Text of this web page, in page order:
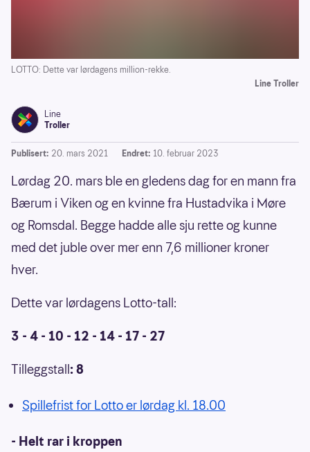
LOTTO: Dette var lørdagens million-rekke.
Line Troller
Line
Troller
Publisert: 20. mars 2021 Endret: 10. februar 2023
Lørdag 20. mars ble en gledens dag for en mann fra
Bærum i Viken og en kvinne fra Hustadvika i Møre
og Romsdal. Begge hadde alle sju rette og kunne
med det juble over mer enn 7,6 millioner kroner
hver.
Dette var lørdagens Lotto-tall:
3 - 4 - 10 - 12 - 14 - 17 - 27
Tilleggstall: 8
Spillefrist for Lotto er lørdag kl. 18.00
- Helt rar i kroppen